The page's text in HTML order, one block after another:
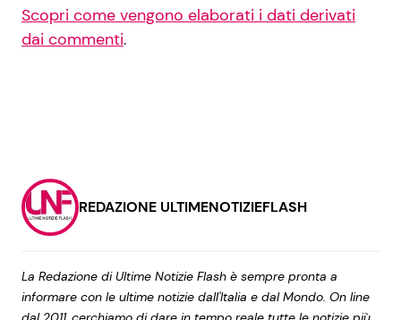
Scopri come vengono elaborati i dati derivati
dai commenti.
REDAZIONE ULTIMENOTIZIEFLASH
La Redazione di Ultime Notizie Flash è sempre pronta a
informare con le ultime notizie dall'Italia e dal Mondo. On line